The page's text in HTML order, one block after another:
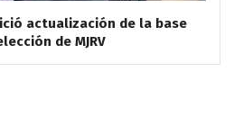
actualización de la base
de MJRV